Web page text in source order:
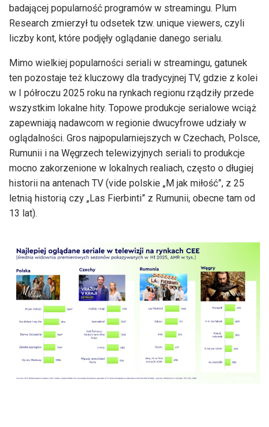
badającej popularność programów w streamingu. Plum
Research zmierzył tu odsetek tzw. unique viewers, czyli
liczby kont, które podjęły oglądanie danego serialu.
Mimo wielkiej popularności seriali w streamingu, gatunek
ten pozostaje też kluczowy dla tradycyjnej TV, gdzie z kolei
w I półroczu 2025 roku na rynkach regionu rządziły przede
wszystkim lokalne hity. Topowe produkcje serialowe wciąż
zapewniają nadawcom w regionie dwucyfrowe udziały w
oglądalności. Gros najpopularniejszych w Czechach, Polsce,
Rumunii i na Węgrzech telewizyjnych seriali to produkcje
mocno zakorzenione w lokalnych realiach, często o długiej
historii na antenach TV (vide polskie „M jak miłość”, z 25
letnią historią czy „Las Fierbinti” z Rumunii, obecne tam od
13 lat).